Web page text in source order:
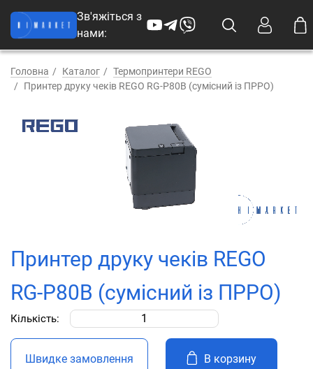
Зв'яжіться з
нами:
Головна Каталог
Термопринтери REGO
Принтер друку чеків REGO RG-P80B (сумісний із ПРРО)
Принтер друку чеків REGO
RG-P80B (сумісний із ПРРО)
Кількість:
Швидке замовлення В корзину